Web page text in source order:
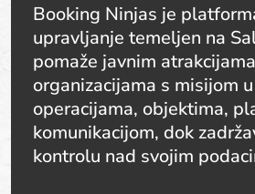
Booking Ninjas je
upravljanje temeljen na
pomaže javnim
organizacijama s misijom
operacijama, objektima,
komunikacijom, dok
kontrolu nad svojim